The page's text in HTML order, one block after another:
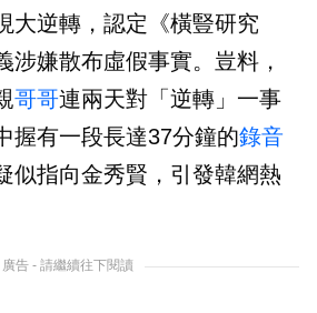
大逆轉，認定《橫豎研究
涉嫌散布虛假事實。豈料，
哥哥連兩天對「逆轉」一事
握有一段長達37分鐘的錄音
似指向金秀賢，引發韓網熱
廣告 - 請繼續往下閱讀